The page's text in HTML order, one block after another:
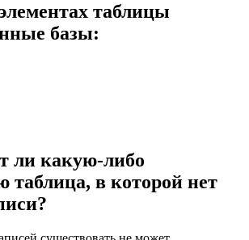
таблицы
базы:
ли какую-либо
в которой нет